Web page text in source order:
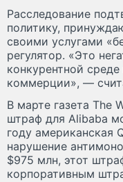
Расследование
политику,
своими услугами
регулятор. «Это
конкурентной
коммерции», —
В марте газета The
штраф для Alibaba
году американская
нарушение
$975 млн, этот
корпоративным